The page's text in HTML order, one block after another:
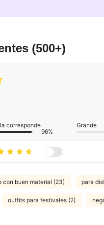
(500+)
corresponde
96%
Grande
con buen material (23) para
outfits para festivales (2)